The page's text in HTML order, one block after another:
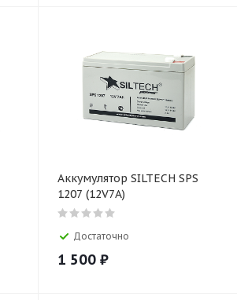
Аккумулятор SILTECH SPS
1207 (12V7A)
Достаточно
1 500 ₽